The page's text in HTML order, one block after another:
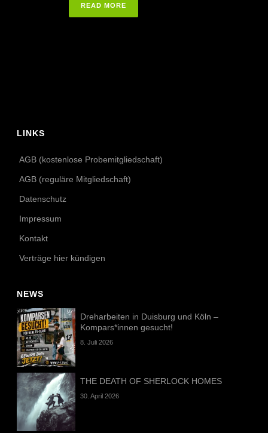
READ MORE
LINKS
AGB (kostenlose Probemitgliedschaft)
AGB (reguläre Mitgliedschaft)
Datenschutz
Impressum
Kontakt
Verträge hier kündigen
NEWS
Dreharbeiten in Duisburg und Köln –
Kompars*innen gesucht!
8. Juli 2026
THE DEATH OF SHERLOCK HOMES
30. April 2026